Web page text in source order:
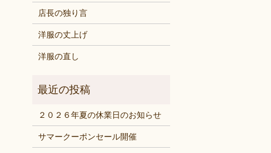
店長の独り言
洋服の丈上げ
洋服の直し
２０２６年夏の休業日のお知らせ
サマークーポンセール開催